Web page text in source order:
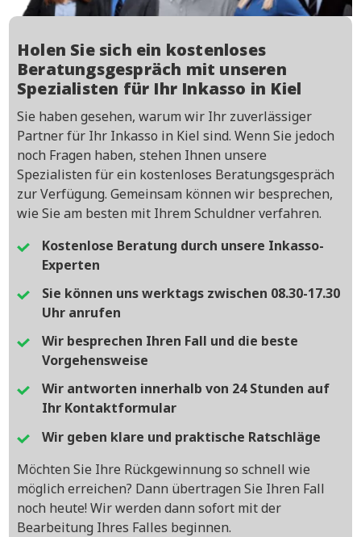
Holen Sie sich ein kostenloses
Beratungsgespräch mit unseren
Spezialisten für Ihr Inkasso in Kiel
Sie haben gesehen, warum wir Ihr zuverlässiger
Partner für Ihr Inkasso in Kiel sind. Wenn Sie jedoch
noch Fragen haben, stehen Ihnen unsere
Spezialisten für ein kostenloses Beratungsgespräch
zur Verfügung. Gemeinsam können wir besprechen,
wie Sie am besten mit Ihrem Schuldner verfahren.
Kostenlose Beratung durch unsere Inkasso-
Experten
Sie können uns werktags zwischen 08.30-17.30
Uhr anrufen
Wir besprechen Ihren Fall und die beste
Vorgehensweise
Wir antworten innerhalb von 24 Stunden auf
Ihr Kontaktformular
Wir geben klare und praktische Ratschläge
Möchten Sie Ihre Rückgewinnung so schnell wie
möglich erreichen? Dann übertragen Sie Ihren Fall
noch heute! Wir werden dann sofort mit der
Bearbeitung Ihres Falles beginnen.